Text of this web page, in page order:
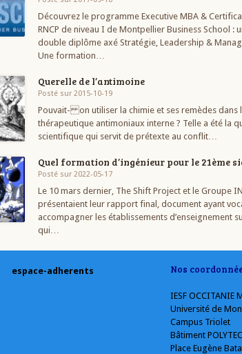
Découvrez le programme Executive MBA &
RNCP de niveau I de Montpellier Business School :
double diplôme axé Stratégie, Leadership &
Une formation…
Querelle de l’antimoine
Posté sur 2015-10-19
Pouvait- on utiliser la chimie et ses remèdes dans
thérapeutique antimoniaux interne ? Telle a été la
scientifique qui servit de prétexte au conflit…
Quel formation d’ingénieur pour le 21ème
Posté sur 2022-05-17
Le 10 mars dernier, The Shift Project et le Groupe
présentaient leur rapport final, document ayant
accompagner les établissements d’enseignement
qui…
espace-adherents Nos
IESF OCCITANIE
Université de
Campus Triolet
Bâtiment
Place Eugène